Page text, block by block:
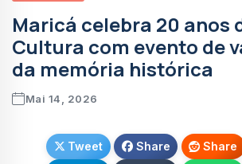
Maricá celebra 20 anos
Cultura com evento de
da memória histórica
Mai 14, 2026
Tweet Share Share